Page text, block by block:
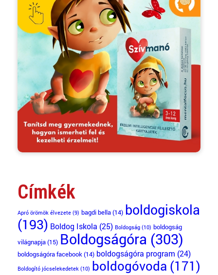
Címkék
Apró örömök élvezete(9) bagdi bella(14) boldogiskola
(193) Boldog Iskola (25) Boldogság(10) boldogság
világnapja(15) Boldogságóra (303)
boldogságóra facebook(14) boldogságóra program (24)
Boldogító jócselekedetek(10) boldogóvoda (171)